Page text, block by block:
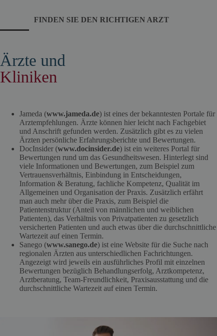
FINDEN SIE DEN RICHTIGEN ARZT
Ärzte und
Kliniken
Jameda (www.jameda.de) ist eines der bekanntesten Portale für
Arztempfehlungen. Ärzte können hier leicht nach Fachgebiet
und Anschrift gefunden werden. Zusätzlich gibt es zu vielen
Ärzten persönliche Erfahrungsberichte und Bewertungen.
DocInsider (www.docinsider.de) ist ein weiteres Portal für
Bewertungen rund um das Gesundheitswesen. Hinterlegt sind
viele Informationen und Bewertungen, zum Beispiel zum
Vertrauensverhältnis, Einbindung in Entscheidungen,
Information & Beratung, fachliche Kompetenz, Qualität im
Allgemeinen und Organisation der Praxis. Zusätzlich erfährt
man auch mehr über die Praxis, zum Beispiel die
Patientenstruktur (Anteil von männlichen und weiblichen
Patienten), das Verhältnis von Privatpatienten zu gesetzlich
versicherten Patienten und auch etwas über die durchschnittliche
Wartezeit auf einen Termin.
Sanego (www.sanego.de) ist eine Website für die Suche nach
regionalen Ärzten aus unterschiedlichen Fachrichtungen.
Angezeigt wird jeweils ein ausführliches Profil mit einzelnen
Bewertungen bezüglich Behandlungserfolg, Arztkompetenz,
Arztberatung, Team-Freundlichkeit, Praxisausstattung und die
durchschnittliche Wartezeit auf einen Termin.